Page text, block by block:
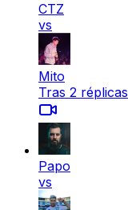
CTZ
vs
Mito
Tras 2 réplicas
Papo
vs